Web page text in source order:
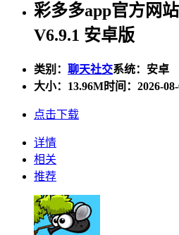
彩多多app官方网
V6.9.1 安卓版
类别： 聊天社交系统：安卓
大小： 13.96M时间：2026-
点击下载
详情
相关
推荐